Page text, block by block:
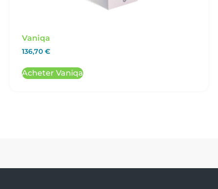
Vaniqa
136,70 €
Acheter Vaniqa